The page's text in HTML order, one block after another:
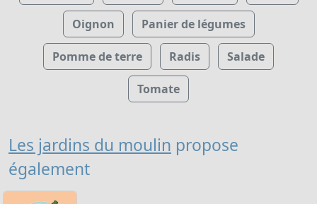
Oignon Panier de légumes
Pomme de terre Radis Salade
Tomate
Les jardins du moulin propose
également